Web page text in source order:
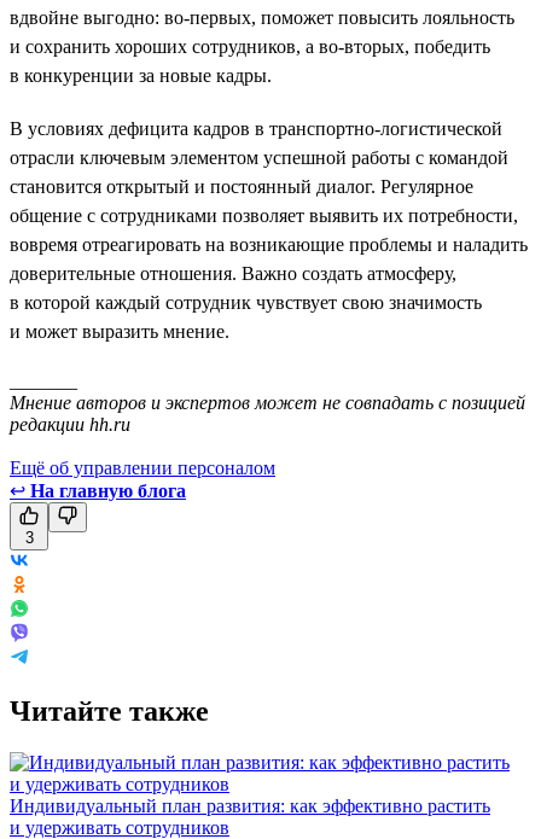
вдвойне выгодно: во-первых, поможет повысить лояльность
и сохранить хороших сотрудников, а во-вторых, победить
в конкуренции за новые кадры.
В условиях дефицита кадров в транспортно-логистической
отрасли ключевым элементом успешной работы с командой
становится открытый и постоянный диалог. Регулярное
общение с сотрудниками позволяет выявить их потребности,
вовремя отреагировать на возникающие проблемы и наладить
доверительные отношения. Важно создать атмосферу,
в которой каждый сотрудник чувствует свою значимость
и может выразить мнение.
Мнение авторов и экспертов может не совпадать с позицией
редакции hh.ru
Ещё об управлении персоналом
↩ На главную блога
3
Читайте также
Индивидуальный план развития: как эффективно растить
и удерживать сотрудников